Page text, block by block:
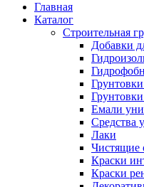
Главная
Каталог
Строительная
Добавки
Емали
Средства
Лаки
Чистящие
Краски
Краски